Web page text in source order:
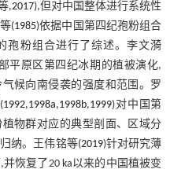
,2017),但对中国整体进行系统性
(1985)依据中国第四纪孢粉组合
孢粉组合进行了综述。李文漪
平原区第四纪冰期的植被演化,
候向南侵袭的强度和范围。罗
1992,1998a,1998b,1999)对中国第
物群对应的典型剖面、区域分
纳。王伟铭等(2019)针对研究薄
恢复了20 ka以来的中国植被变